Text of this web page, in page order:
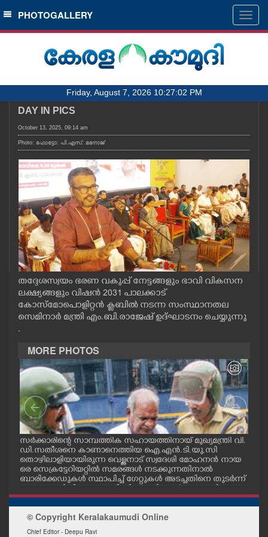
SECTIONS
HOME
NOTIFIED NEWS
KERALA
LOCAL
OBITUARY
NEWS 360
CASE DIARY
CINEMA
OPINION
PHOTOS
LIFESTYLE
SPIRITUAL
ART
PHOTOGALLERY
Friday, August 7, 2026 10:27:02 PM
DAY IN PICS
October 13, 2025, 09:14 am
Photo: ഫോട്ടോ: പി.എസ്. മനോജ്
തദ്ദേശസ്വയം ഭരണ വകുപ്പ് നേട്ടങ്ങളും ഭാവി വികസന
ലക്ഷ്യങ്ങളും വിഷൻ 2031 പാലക്കാട്
കോസ്മോപൊളിറ്റൻ ക്ലബിൽ നടന്ന സംസ്ഥാനതല
സെമിനാർ മന്ത്രി എം.ബി.രാജേഷ് ഉദ്ഘാടനം ചെയ്യുന്നു
.
MORE PHOTOS
സർക്കാരിന്റെ സാമ്പത്തിക സഹായത്തിനായ് മുഖ്യമന്ത്രി വി.
ഡി.സതീശനെ കാണാനെത്തിയ ഐ.എൻ.ടി.യു.സി
തൊഴിലാളിയായിരുന്ന വെള്ളനാട് സ്വദേശി മോഹനൻ നായ
രെ സെക്രട്ടേറിയറ്റിൽ സമരങ്ങൾ നടക്കുന്നതിനാൽ
ബാരിക്കേഡുകൾ സ്ഥാപിച്ച് ഗേറ്റുകൾ അടച്ചതിനെ തുടർന്ന്
പൊലീസ് ഉദ്യോഗസ്ഥർ. വാർദ്ധക്യ സഹജമായ അസുഖ
ത്തെ തുടർന്ന് കാഴ്ച്ചശക്തി കുറഞ്ഞതിനാലാണ് ഇദ്ദേഹ
ത്തിന് പൊലീസ് സഹായം വേണ്ടിവന്നത്
© Copyright Keralakaumudi Online
Chief Editor - Deepu Ravi